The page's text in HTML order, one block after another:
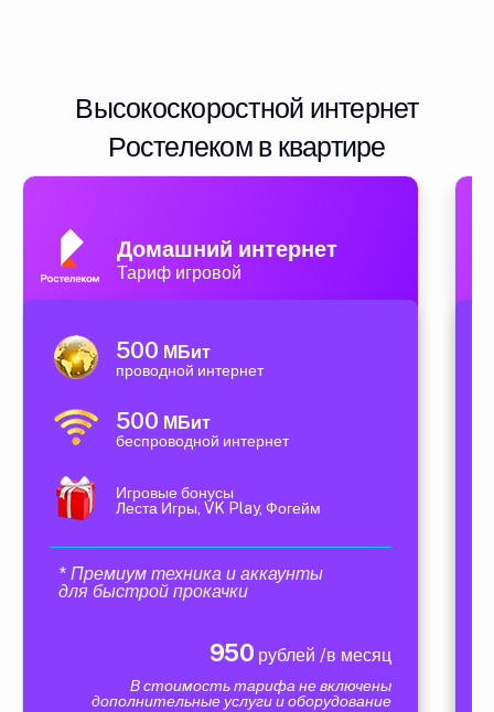
Высокоскоростной интернет
Ростелеком в квартире
Домашний интернет
Тариф игровой
500 МБит
проводной интернет
500 МБит
беспроводной интернет
Игровые бонусы
Леста Игры, VK Play, Фогейм
* Премиум техника и аккаунты
для быстрой прокачки
950 рублей /в месяц
В стоимость тарифа не включены
дополнительные услуги и оборудование